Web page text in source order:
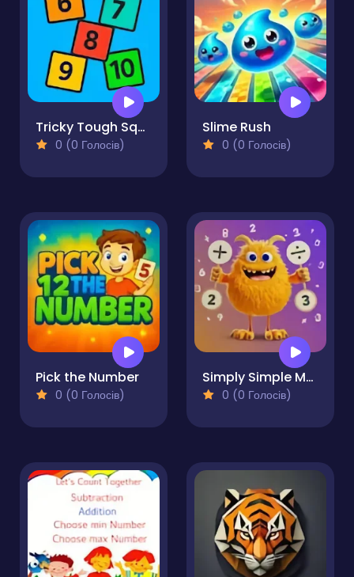
Tricky Tough Squares
0 (0 Голосів)
Slime Rush
0 (0 Голосів)
Pick the Number
0 (0 Голосів)
Simply Simple Maths
0 (0 Голосів)